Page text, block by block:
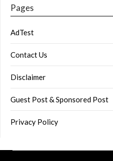
Pages
AdTest
Contact Us
Disclaimer
Guest Post & Sponsored Post
Privacy Policy